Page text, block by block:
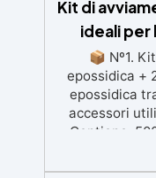
Kit di
ideali per
📦 Nº1.
epossidica +
epossidica
accessori
Contiene:
pigmenti,
miscelare,